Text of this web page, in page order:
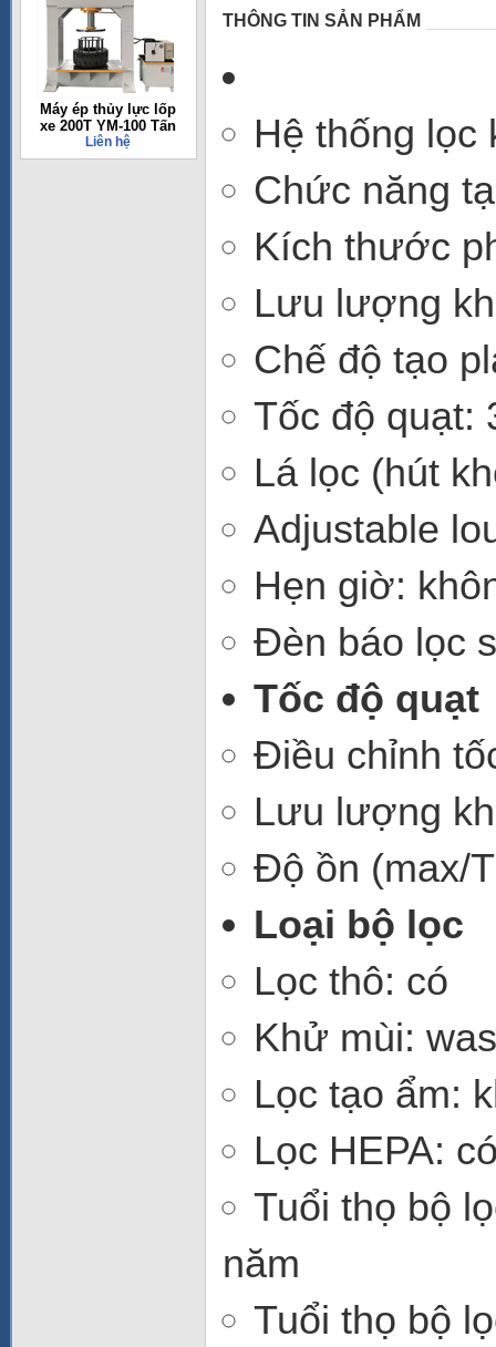
Máy ép thủy lực lốp
xe 200T YM-100 Tấn
Liên hệ
THÔNG TIN SẢN PHẨM
Hệ thống lọc
Chức năng
Kích thước
Lưu lượng
Chế độ tạo
Tốc độ quạt:
Lá lọc (hút
Adjustable
Hẹn giờ:
Đèn báo lọc
Tốc độ quạt
Điều chỉnh
Lưu lượng
Độ ồn (max/
Loại bộ lọc
Lọc thô: có
Khử mùi:
Lọc tạo ẩm:
Lọc HEPA:
Tuổi thọ bộ
năm
Tuổi thọ bộ